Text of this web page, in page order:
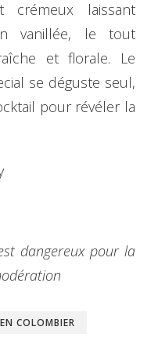
laissant
vanillée, le tout
et florale. Le
se déguste seul,
pour révéler la
dangereux pour la
COLOMBIER